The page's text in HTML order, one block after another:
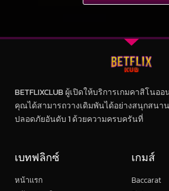
BETFLIXCLUB ผู้เปิดให้บริการเกมคาสิโน
คุณได้สามารถวางเดิมพันได้อย่างสนุกสน
ปลอดภัยอันดับ 1 ด้วยความครบครันที่
เบทฟลิกซ์
หน้าแรก
เกมส์
Baccarat